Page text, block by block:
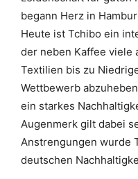
begann Herz in
Heute ist Tchibo ein
der neben Kaffee viele
Textilien bis zu
Wettbewerb
ein starkes
Augenmerk gilt dabei
Anstrengungen wurde
deutschen